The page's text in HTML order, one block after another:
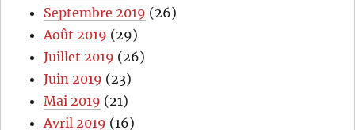
Septembre 2019 (26)
Août 2019 (29)
Juillet 2019 (26)
Juin 2019 (23)
Mai 2019 (21)
Avril 2019 (16)